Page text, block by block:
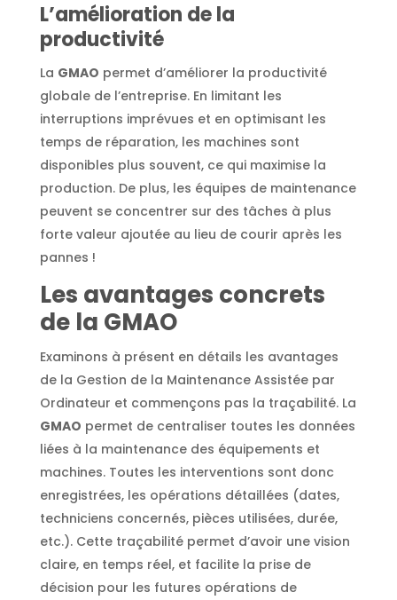
L’amélioration de la
productivité
La GMAO permet d’améliorer la productivité
globale de l’entreprise. En limitant les
interruptions imprévues et en optimisant les
temps de réparation, les machines sont
disponibles plus souvent, ce qui maximise la
production. De plus, les équipes de maintenance
peuvent se concentrer sur des tâches à plus
forte valeur ajoutée au lieu de courir après les
pannes !
Les avantages concrets
de la GMAO
Examinons à présent en détails les avantages
de la Gestion de la Maintenance Assistée par
Ordinateur et commençons pas la traçabilité. La
GMAO permet de centraliser toutes les données
liées à la maintenance des équipements et
machines. Toutes les interventions sont donc
enregistrées, les opérations détaillées (dates,
techniciens concernés, pièces utilisées, durée,
etc.). Cette traçabilité permet d’avoir une vision
claire, en temps réel, et facilite la prise de
décision pour les futures opérations de